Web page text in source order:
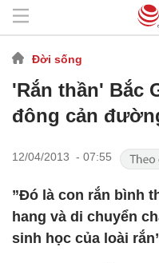
Đời sống
'Rắn thần' Bắc
đông cản
12/04/2013 - 07:55
”Đó là con rắn bình
hang và di chuyển
sinh học của loài